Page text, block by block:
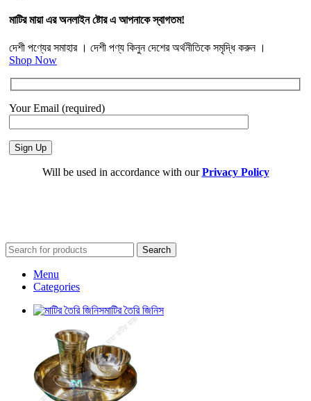
মাটির মায়া এর অনলাইন ষ্টোর এ আপনাকে স্বাগতম!
দেশী পণ্যের সমাহার । দেশী পণ্য কিনুন দেশের অর্থনীতিকে সমৃদ্ধি করুন ।
Shop Now
Your Email (required)
Will be used in accordance with ourPrivacy Policy
Search
Menu
Categories
মাটির তৈরি জিনিস